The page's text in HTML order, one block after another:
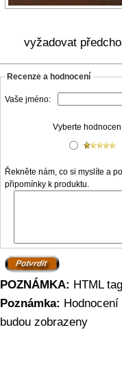
vyžadovat
Recenze a hodnocení
Vaše jméno:
Vyberte
Řekněte nám, co si myslíte a
připomínky k produktu.
POZNÁMKA: HTML
Poznámka:
budou zobrazeny